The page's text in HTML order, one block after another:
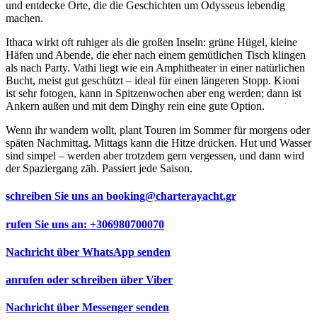
und entdecke Orte, die die Geschichten um Odysseus lebendig
machen.
Ithaca wirkt oft ruhiger als die großen Inseln: grüne Hügel, kleine
Häfen und Abende, die eher nach einem gemütlichen Tisch klingen
als nach Party. Vathi liegt wie ein Amphitheater in einer natürlichen
Bucht, meist gut geschützt – ideal für einen längeren Stopp. Kioni
ist sehr fotogen, kann in Spitzenwochen aber eng werden; dann ist
Ankern außen und mit dem Dinghy rein eine gute Option.
Wenn ihr wandern wollt, plant Touren im Sommer für morgens oder
späten Nachmittag. Mittags kann die Hitze drücken. Hut und Wasser
sind simpel – werden aber trotzdem gern vergessen, und dann wird
der Spaziergang zäh. Passiert jede Saison.
schreiben Sie uns an booking@charterayacht.gr
rufen Sie uns an: +306980700070
Nachricht über WhatsApp senden
anrufen oder schreiben über Viber
Nachricht über Messenger senden